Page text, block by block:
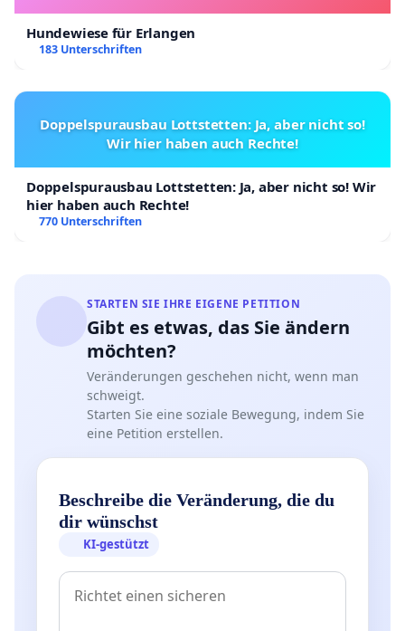
Hundewiese für Erlangen
183 Unterschriften
Doppelspurausbau Lottstetten: Ja, aber nicht so!
Wir hier haben auch Rechte!
Doppelspurausbau Lottstetten: Ja, aber nicht so! Wir
hier haben auch Rechte!
770 Unterschriften
STARTEN SIE IHRE EIGENE PETITION
Gibt es etwas, das Sie ändern
möchten?
Veränderungen geschehen nicht, wenn man
schweigt.
Starten Sie eine soziale Bewegung, indem Sie
eine Petition erstellen.
Beschreibe die Veränderung, die du
dir wünschst
KI-gestützt